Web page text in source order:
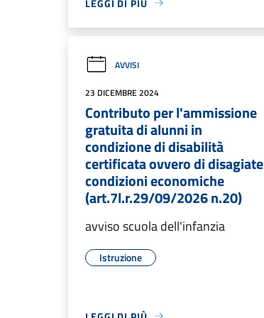
LEGGI DI PIÙ
AVVISI
23 DICEMBRE 2024
Contributo per l'ammissione
gratuita di alunni in
condizione di disabilità
certificata ovvero di disagiate
condizioni economiche
(art.7l.r.29/09/2026 n.20)
avviso scuola dell'infanzia
Istruzione